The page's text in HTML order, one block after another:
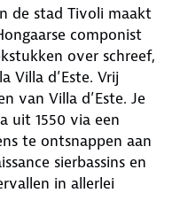
de stad Tivoli maakt
componist
over schreef,
Villa d’Este. Vrij
van Villa d’Este. Je
uit 1550 via een
te ontsnappen aan
sierbassins en
in allerlei